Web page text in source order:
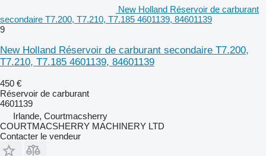
New Holland Réservoir de carburant
secondaire T7.200, T7.210, T7.185 4601139, 84601139
9
New Holland Réservoir de carburant secondaire T7.200,
T7.210, T7.185 4601139, 84601139
450 €
Réservoir de carburant
4601139
Irlande, Courtmacsherry
COURTMACSHERRY MACHINERY LTD
Contacter le vendeur